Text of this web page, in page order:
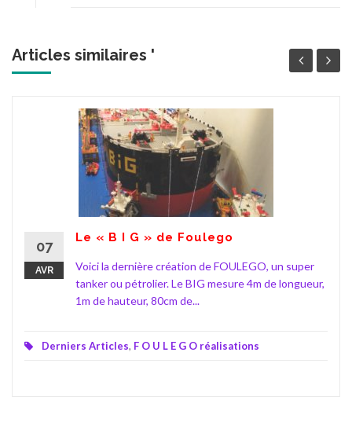
Articles similaires '
07
AVR
Le « B I G » de Foulego
Voici la dernière création de FOULEGO, un super
tanker ou pétrolier. Le BIG mesure 4m de longueur,
1m de hauteur, 80cm de...
Derniers Articles, F O U L E G O réalisations